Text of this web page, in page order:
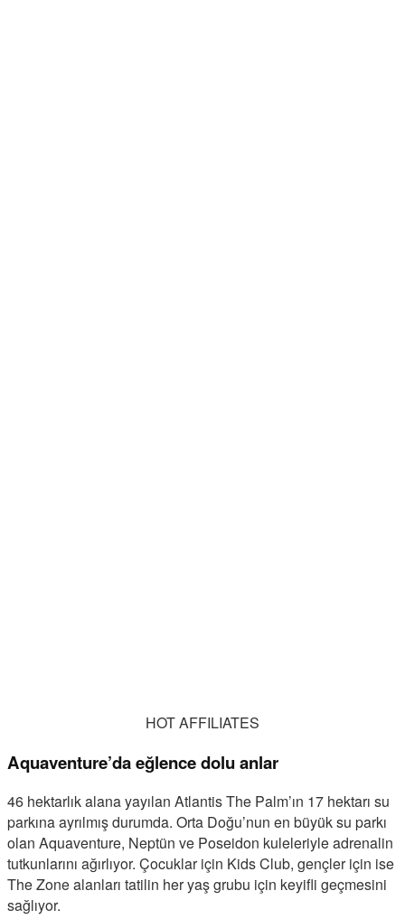
HOT AFFILIATES
Aquaventure’da eğlence dolu anlar
46 hektarlık alana yayılan Atlantis The Palm’ın 17 hektarı su
parkına ayrılmış durumda. Orta Doğu’nun en büyük su parkı
olan Aquaventure, Neptün ve Poseidon kuleleriyle adrenalin
tutkunlarını ağırlıyor. Çocuklar için Kids Club, gençler için ise
The Zone alanları tatilin her yaş grubu için keyifli geçmesini
sağlıyor.